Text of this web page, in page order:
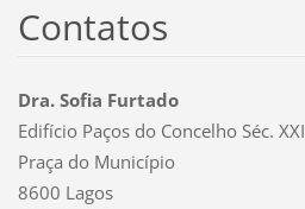
Contatos
Dra. Sofia Furtado
Edifício Paços do Concelho Séc. XXI
Praça do Município
8600 Lagos